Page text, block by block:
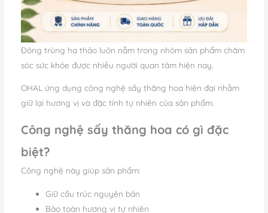
Đông trùng hạ thảo luôn nằm trong nhóm sản phẩm chăm
sóc sức khỏe được nhiều người quan tâm hiện nay.
OHAL ứng dụng công nghệ sấy thăng hoa hiện đại nhằm
giữ lại hương vị và đặc tính tự nhiên của sản phẩm.
Công nghệ sấy thăng hoa có gì đặc
biệt?
Công nghệ này giúp sản phẩm:
Giữ cấu trúc nguyên bản
Bảo toàn hương vị tự nhiên